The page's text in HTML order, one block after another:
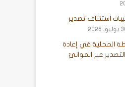
استئناف تصدير
2026
المحلية في إعادة
عبر الموانئ